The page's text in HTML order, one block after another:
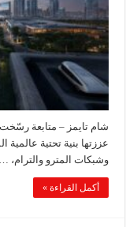
شام تايمز – متابعة رسّخت
عززتها بنية تحتية
وشبكات المترو والترام، …
أكمل القراءة »